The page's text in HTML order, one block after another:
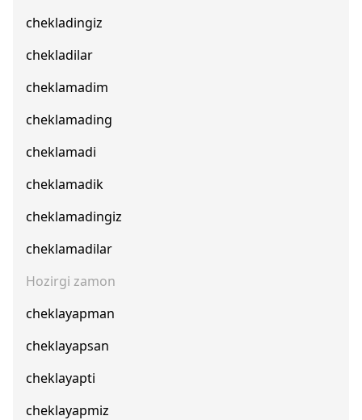
chekladingiz
chekladilar
cheklamadim
cheklamading
cheklamadi
cheklamadik
cheklamadingiz
cheklamadilar
Hozirgi zamon
cheklayapman
cheklayapsan
cheklayapti
cheklayapmiz